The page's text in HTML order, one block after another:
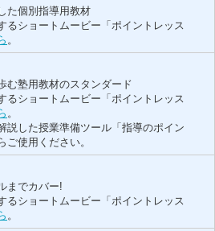
た個別指導用教材
るショートムービー「ポイントレッス
。
む塾用教材のスタンダード
るショートムービー「ポイントレッス
。
説した授業準備ツール「指導のポイン
ご使用ください。
までカバー!
るショートムービー「ポイントレッス
。